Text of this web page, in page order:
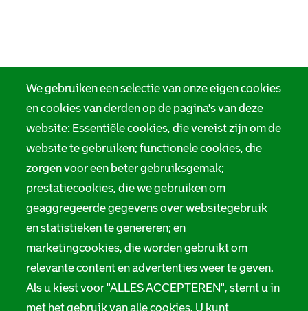
We gebruiken een selectie van onze eigen cookies
en cookies van derden op de pagina's van deze
website: Essentiële cookies, die vereist zijn om de
website te gebruiken; functionele cookies, die
zorgen voor een beter gebruiksgemak;
prestatiecookies, die we gebruiken om
geaggregeerde gegevens over websitegebruik
en statistieken te genereren; en
marketingcookies, die worden gebruikt om
relevante content en advertenties weer te geven.
Als u kiest voor "ALLES ACCEPTEREN", stemt u in
met het gebruik van alle cookies. U kunt